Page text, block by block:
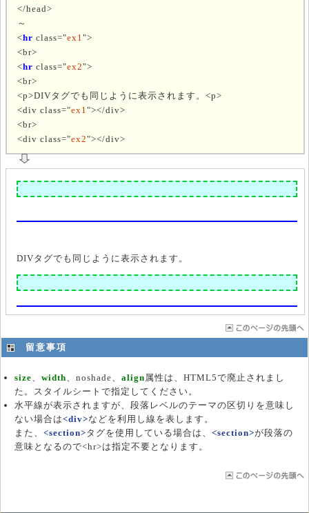
</head>
～
<hr class="ex1 ">
<br>
<hr class="ex2">
<br>
<p>DIVタグでも同じように表示されます。<p>
<div class="ex1 "></div>
<br>
<div class="ex2"></div>
DIVタグでも同じように表示されます。
留意事項
size 、width 、noshade、align 属性は、HTML5で廃止されまし
た。スタイルシートで指定してください。
水平線が表示されますが、段落レベルのテーマの区切りを意味し
ない場合は<div>などを利用し線を表します。
また、<section>タグを使用している場合は、<section>が段落の
意味となるので<hr>は指定不要となります。